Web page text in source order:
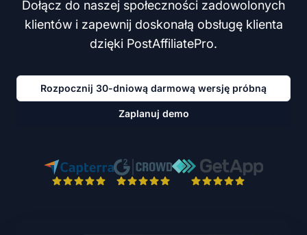
Dołącz do naszej społeczności zadowolonych
klientów i zapewnij doskonałą obsługę klienta
dzięki PostAffiliatePro.
Rozpocznij 30-dniową darmową wersję próbną
Zaplanuj demo